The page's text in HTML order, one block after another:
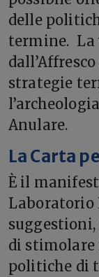
delle
termine. La
strategie
Anulare.
La Carta
È il
Laboratorio
di stimolare
politiche di